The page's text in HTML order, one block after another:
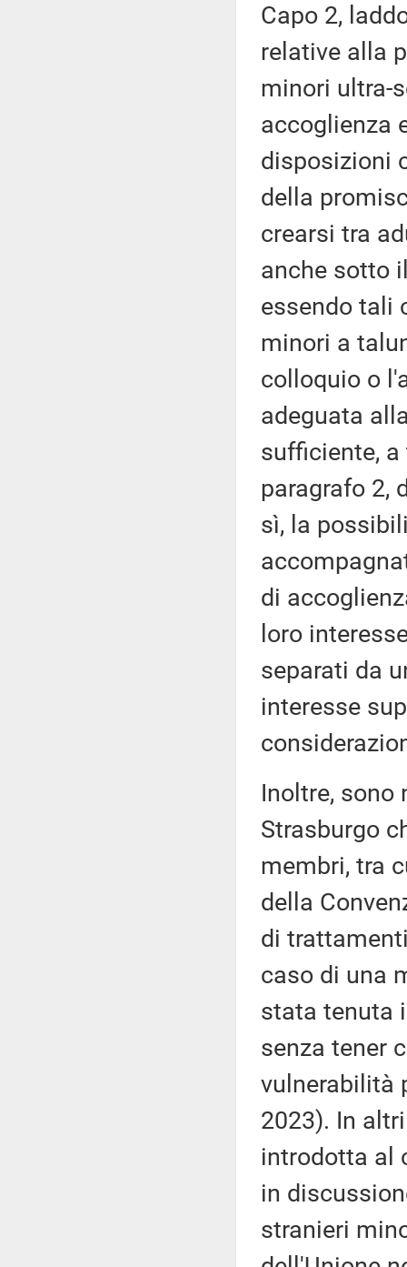
Capo 2,
relative alla
minori ultra-
accoglienza
disposizioni
della
crearsi tra
anche sotto
essendo tali
minori a
colloquio o
adeguata
sufficiente,
paragrafo 2,
sì, la
di
loro
separati da
interesse
Inoltre, sono
Strasburgo
membri, tra
della
di
caso di una
stata tenuta
senza tener
vulnerabilità
2023). In
introdotta al
in
stranieri